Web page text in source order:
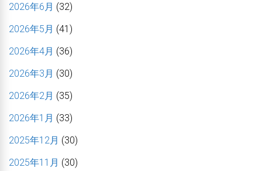
2026年6月 (32)
2026年5月 (41)
2026年4月 (36)
2026年3月 (30)
2026年2月 (35)
2026年1月 (33)
2025年12月 (30)
2025年11月 (30)